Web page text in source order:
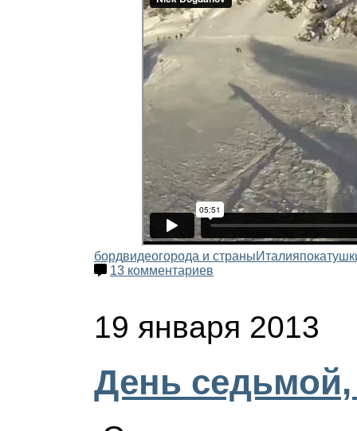
бордвидеогорода и страныИталия
13 комментариев
19 января 2013
День